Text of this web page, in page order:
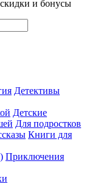
и бонусы
Детективы
Детские
Для подростков
Книги для
Приключения